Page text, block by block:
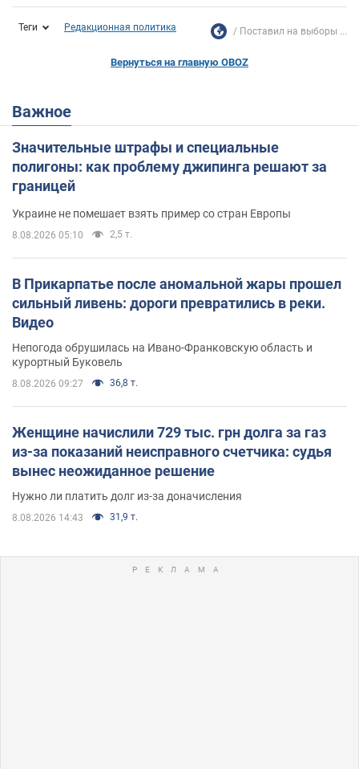
Теги Редакционная политика Поставил на выборы ...
Вернуться на главную OBOZ
Важное
Значительные штрафы и специальные
полигоны: как проблему джипинга решают за
границей
Украине не помешает взять пример со стран Европы
8.08.2026 05:10 2,5 т.
В Прикарпатье после аномальной жары прошел
сильный ливень: дороги превратились в реки.
Видео
Непогода обрушилась на Ивано-Франковскую область и
курортный Буковель
8.08.2026 09:27 36,8 т.
Женщине начислили 729 тыс. грн долга за газ
из-за показаний неисправного счетчика: судья
вынес неожиданное решение
Нужно ли платить долг из-за доначисления
8.08.2026 14:43 31,9 т.